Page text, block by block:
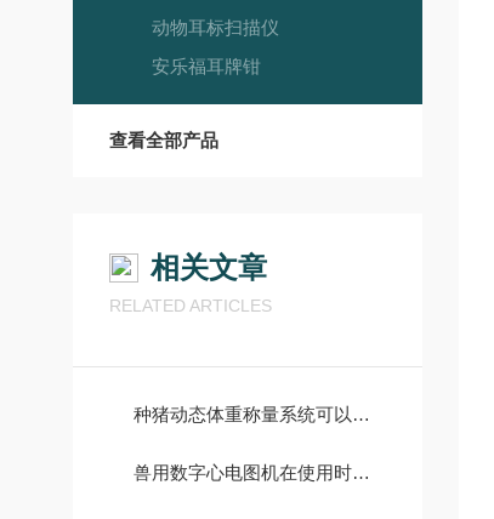
动物耳标扫描仪
安乐福耳牌钳
查看全部产品
相关文章
RELATED ARTICLES
种猪动态体重称量系统可以更科学的对种猪进行体重管理
兽用数字心电图机在使用时的注意事项有哪些？